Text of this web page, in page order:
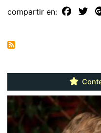
compartir en: